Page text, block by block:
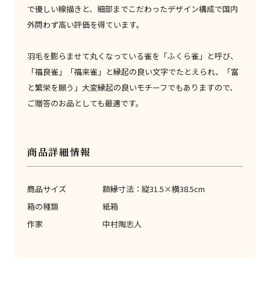
で優しい線描きと、細部までこだわったデザイン構成で国内
外問わず高い評価を得ています。
羽毛を膨らませて丸くなっている雀を「ふくら雀」と呼び、
「福良雀」「福来雀」と縁起の良い文字でたとえられ、「富
と繁栄を願う」大変縁起の良いモチーフでもありますので、
ご贈答のお品としても最適です。
商品詳細情報
商品サイズ
額縁寸法：縦31.5×横38.5cm
箱の種類
紙箱
作家
中村陶志人